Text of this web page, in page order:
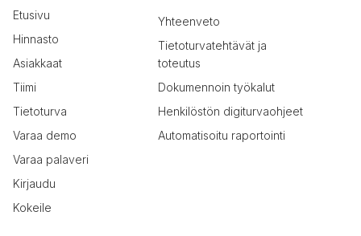
Etusivu
Hinnasto
Asiakkaat
Tiimi
Tietoturva
Varaa demo
Varaa palaveri
Kirjaudu
Kokeile
Yhteenveto
Tietoturvatehtävät ja
toteutus
Dokumennoin työkalut
Henkilöstön digiturvaohjeet
Automatisoitu raportointi